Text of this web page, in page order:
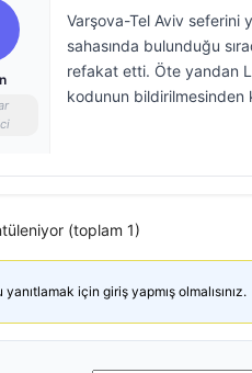
Varşova-Tel Aviv seferini
sahasında bulunduğu
refakat etti. Öte yandan
kodunun bildirilmesinden
(toplam 1)
için giriş yapmış olmalısınız.